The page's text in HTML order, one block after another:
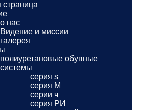
страница
о нас
Видение и миссии
галерея
полиуретановые обувные
системы
серия s
серия M
серии ч
серия РИ